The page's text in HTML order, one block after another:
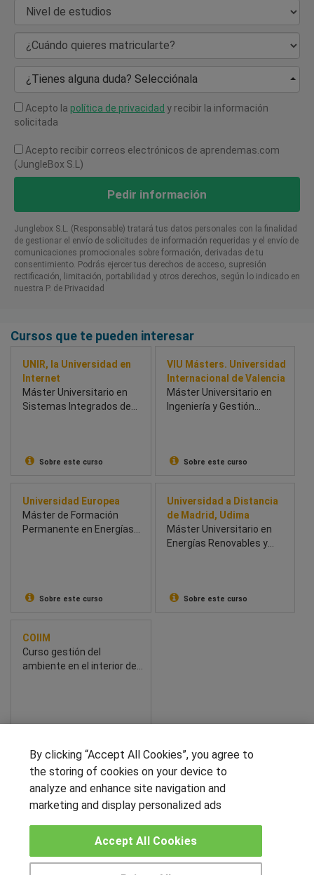
Nivel de estudios
¿Cuándo quieres matricularte?
¿Tienes alguna duda? Selecciónala
Acepto la política de privacidad y recibir la información
solicitada
Acepto recibir correos electrónicos de aprendemas.com
(JungleBox S.L)
Pedir información
Junglebox S.L. (Responsable) tratará tus datos personales con la finalidad
de gestionar el envío de solicitudes de información requeridas y el envío de
comunicaciones promocionales sobre formación, derivadas de tu
consentimiento. Podrás ejercer tus derechos de acceso, supresión
rectificación, limitación, portabilidad y otros derechos, según lo indicado en
nuestra P. de Privacidad​
Cursos que te pueden interesar
UNIR, la Universidad en
Internet
Máster Universitario en
Sistemas Integrados de
Sobre este curso
VIU Másters. Universidad
Internacional de Valencia
Máster Universitario en
Ingeniería y Gestión
Sobre este curso
Universidad Europea
Máster de Formación
Permanente en Energías
Sobre este curso
Universidad a Distancia
de Madrid, Udima
Máster Universitario en
Energías Renovables y
Sobre este curso
COIIM
Curso gestión del
ambiente en el interior de
SÍGUENOS EN LAS REDES
OTROS GRUPOS DE INTERES
Muro de los idiomas
By clicking “Accept All Cookies”, you agree to
the storing of cookies on your device to
analyze and enhance site navigation and
marketing and display personalized ads
Accept All Cookies